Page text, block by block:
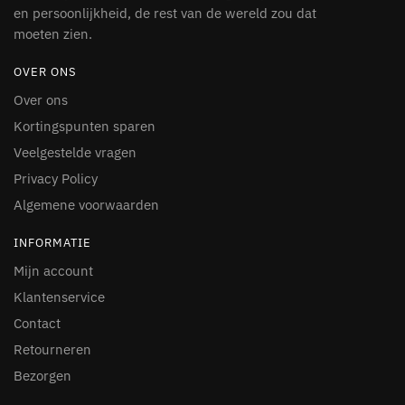
en persoonlijkheid, de rest van de wereld zou dat
moeten zien.
OVER ONS
Over ons
Kortingspunten sparen
Veelgestelde vragen
Privacy Policy
Algemene voorwaarden
INFORMATIE
Mijn account
Klantenservice
Contact
Retourneren
Bezorgen